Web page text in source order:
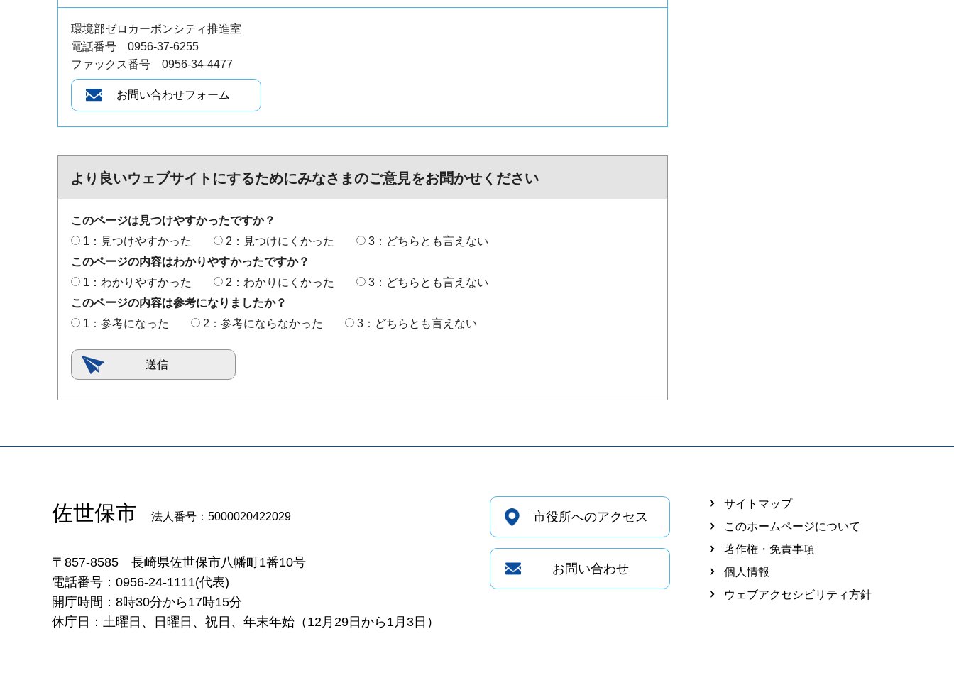
環境部ゼロカーボンシティ推進室
電話番号 0956-37-6255
ファックス番号 0956-34-4477
より良いウェブサイトにするためにみなさまのご意見をお聞かせください
このページは見つけやすかったですか？
1：見つけやすかった
2：見つけにくかった
3：どちらとも言えない
このページの内容はわかりやすかったですか？
1：わかりやすかった
2：わかりにくかった
3：どちらとも言えない
このページの内容は参考になりましたか？
1：参考になった
2：参考にならなかった 3：どちらとも言えない
佐世保市 法人番号：5000020422029
〒857-8585 長崎県佐世保市八幡町1番10号
電話番号：0956-24-1111(代表)
開庁時間：8時30分から17時15分
休庁日：土曜日、日曜日、祝日、年末年始（12月29日から1月3日）
市役所へのアクセス
お問い合わせ
サイトマップ
このホームページについて
著作権・免責事項
個人情報
ウェブアクセシビリティ方針